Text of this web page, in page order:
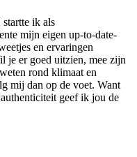
ik als
mijn eigen up-to-date-
en ervaringen
je er goed uitzien, mee zijn
rond klimaat en
mij dan op de voet. Want
geef ik jou de